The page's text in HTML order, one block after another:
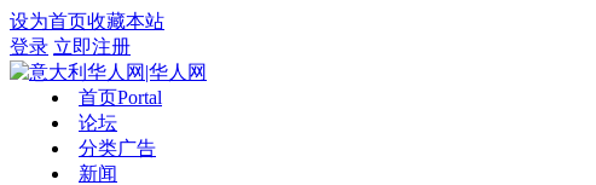
设为首页收藏本站
登录 立即注册
首页Portal
论坛
分类广告
新闻